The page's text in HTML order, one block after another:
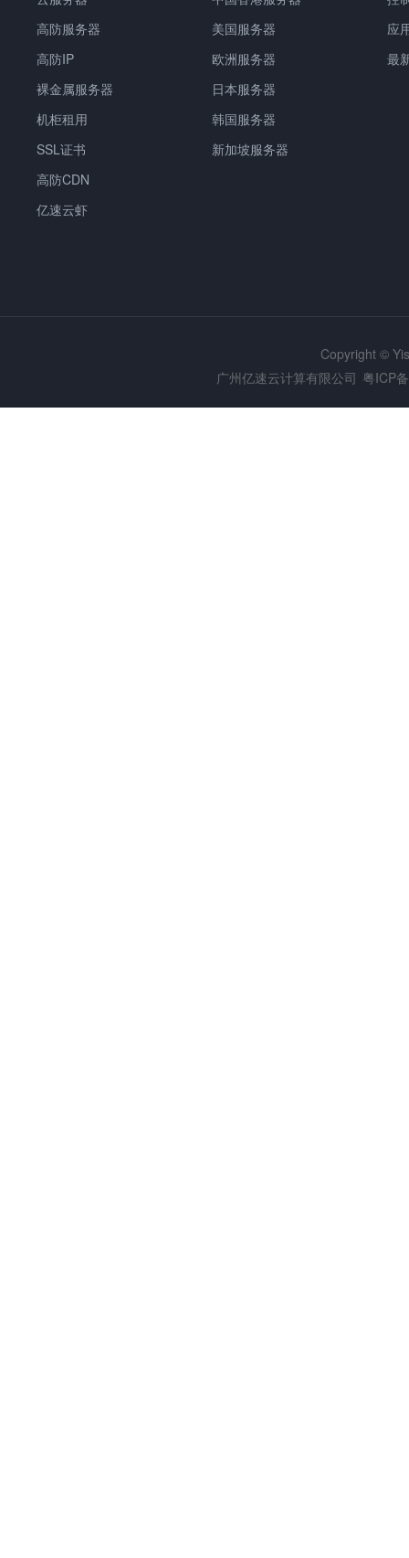
高防服务器
高防IP
裸金属服务器
机柜租用
SSL证书
高防CDN
亿速云虾
美国服务器
欧洲服务器
日本服务器
韩国服务器
新加坡服务器
应
最
Copyright ©
广州亿速云计算有限公司 粤ICP